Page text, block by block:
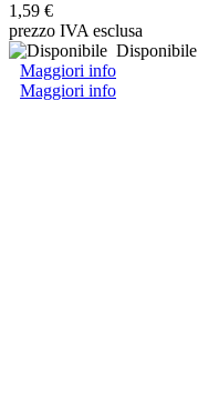
1,59 €
prezzo IVA esclusa
Disponibile
Maggiori info
Maggiori info